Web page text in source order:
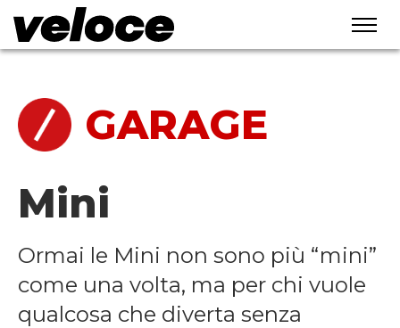
home
GARAGE
Mini
Ormai le Mini non sono più “mini”
come una volta, ma per chi vuole
qualcosa che diverta senza